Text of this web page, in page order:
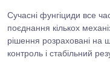
Сучасні фунгіциди все
поєднання кількох
рішення розраховані на
контроль і стабільний